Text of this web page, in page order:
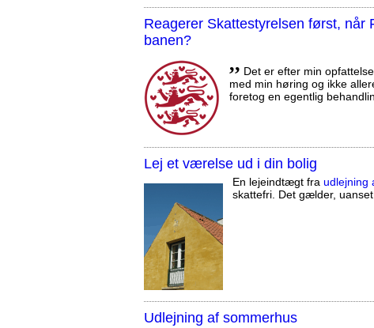
Reagerer Skattestyrelsen først, når
banen?
,, Det er efter min
med min høring og ikke
foretog en egentlig
Lej et værelse ud i din bolig
En lejeindtægt fra udlejning
skattefri. Det gælder,
Udlejning af sommerhus